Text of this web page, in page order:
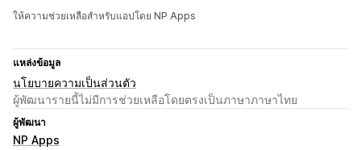
ให้ความช่วยเหลือสำหรับแอปโดย NP Apps
แหล่งข้อมูล
นโยบายความเป็นส่วนตัว
ผู้พัฒนารายนี้ไม่มีการช่วยเหลือโดยตรงเป็นภาษาภาษาไทย
ผู้พัฒนา
NP Apps